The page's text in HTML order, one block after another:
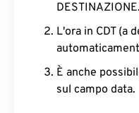
DESTINAZIONE.
L'ora in CDT (a
È anche
sul campo data.